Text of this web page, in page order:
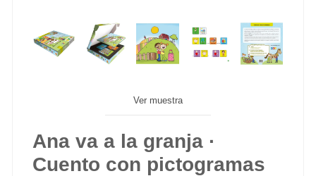
Ver muestra
Ana va a la granja ·
Cuento con pictogramas